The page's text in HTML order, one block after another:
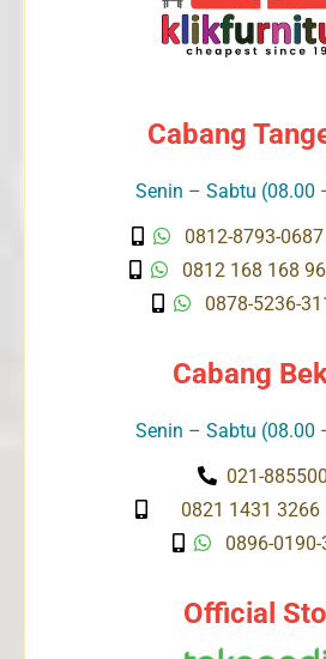
Cabang
Senin – Sabtu (08.00
0812-8793-
0812 168 168
0878-5236-
Cabang
Senin – Sabtu (08.00
021-
0821 1431 3266
0896-
Official